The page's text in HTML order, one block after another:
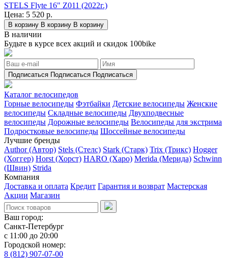
STELS Flyte 16" Z011 (2022г.)
Цена: 5 520 р.
В корзину В корзину В корзину
В наличии
Будьте в курсе всех акций и скидок 100bike
Подписаться Подписаться Подписаться
Каталог велосипедов
Горные велосипеды Фэтбайки Детские велосипеды Женские
велосипеды Складные велосипеды Двухподвесные
велосипеды Дорожные велосипеды Велосипеды для экстрима
Подростковые велосипеды Шоссейные велосипеды
Лучшие бренды
Author (Автор) Stels (Стелс) Stark (Старк) Trix (Трикс) Hogger
(Хоггер) Horst (Хорст) HARO (Харо) Merida (Мерида) Schwinn
(Швин) Strida
Компания
Доставка и оплата Кредит Гарантия и возврат Мастерская
Акции Магазин
Ваш город:
Санкт-Петербург
с 11:00 до 20:00
Городской номер:
8 (812) 907-07-00